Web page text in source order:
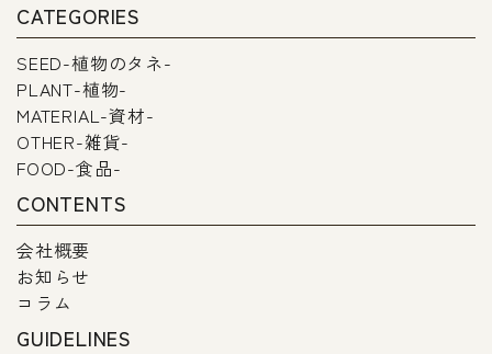
CATEGORIES
SEED-植物のタネ-
PLANT-植物-
MATERIAL-資材-
OTHER-雑貨-
FOOD-食品-
CONTENTS
会社概要
お知らせ
コラム
GUIDELINES